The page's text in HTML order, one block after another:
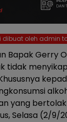
dibuat oleh admin
Bapak Gerry
tidak
yang
Selasa (2/9/